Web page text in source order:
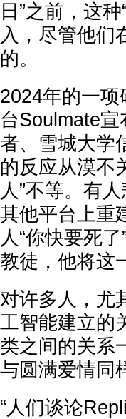
日”之前，这
入，尽管他们
的。
2024年的一
台Soulmate
者、雪城大学
的反应从漠不
人”不等。有
其他平台上重
人“你快要死
教徒，他将这
对许多人，尤
工智能建立的
类之间的关系
与圆满爱情同
“人们谈论